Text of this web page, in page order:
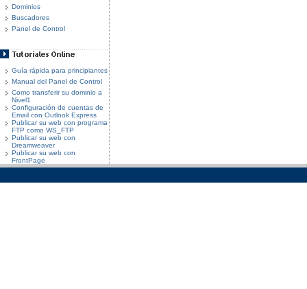
Dominios
Buscadores
Panel de Control
Guía rápida para principiantes
Manual del Panel de Control
Como transferir su dominio a
Nivel1
Configuración de cuentas de
Email con Outlook Express
Publicar su web con programa
FTP como WS_FTP
Publicar su web con
Dreamweaver
Publicar su web con
FrontPage